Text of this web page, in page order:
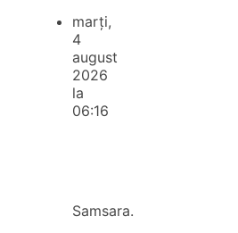
marți,
4
august
2026
la
06:16
Samsara.